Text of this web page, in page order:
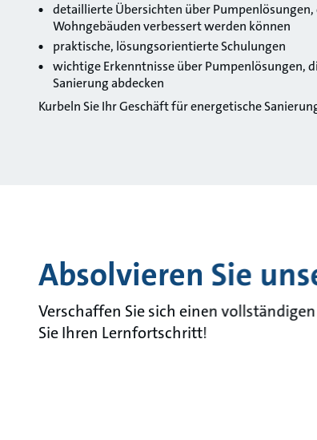
detaillierte Übersichten über
Wohngebäuden verbessert werden können
praktische, lösungsorientierte Schulungen
wichtige Erkenntnisse über Pumpenlösungen,
Sanierung abdecken
Kurbeln Sie Ihr Geschäft für energetische
Absolvieren Sie
Verschaffen Sie sich einen
Sie Ihren Lernfortschritt!